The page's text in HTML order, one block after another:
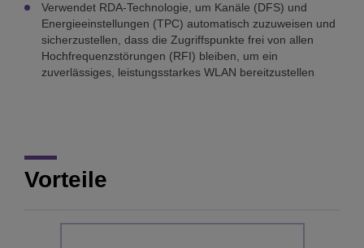
Verwendet RDA-Technologie, um Kanäle (DFS) und
Energieeinstellungen (TPC) automatisch zuzuweisen und
sicherzustellen, dass die Zugriffspunkte frei von allen
Hochfrequenzstörungen (RFI) bleiben, um ein
zuverlässiges, leistungsstarkes WLAN bereitzustellen
Vorteile